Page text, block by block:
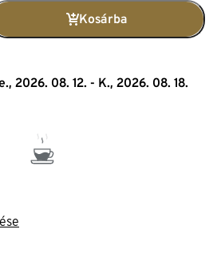
Kosárba
2026. 08. 12. - K., 2026. 08. 18.